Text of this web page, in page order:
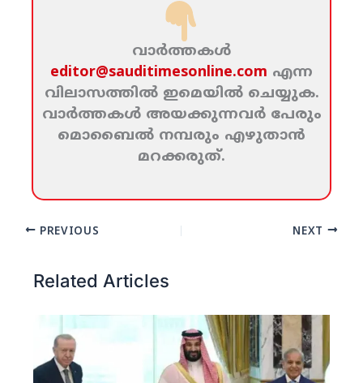
വാര്‍ത്തകള്‍
editor@sauditimesonline.com എന്ന
വിലാസത്തില്‍ ഇമെയില്‍ ചെയ്യുക.
വാര്‍ത്തകള്‍ അയക്കുന്നവര്‍ പേരും
മൊബൈല്‍ നമ്പരും എഴുതാന്‍
മറക്കരുത്‌.
PREVIOUS NEXT
Related Articles